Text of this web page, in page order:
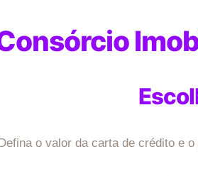
o valor da carta de crédito e